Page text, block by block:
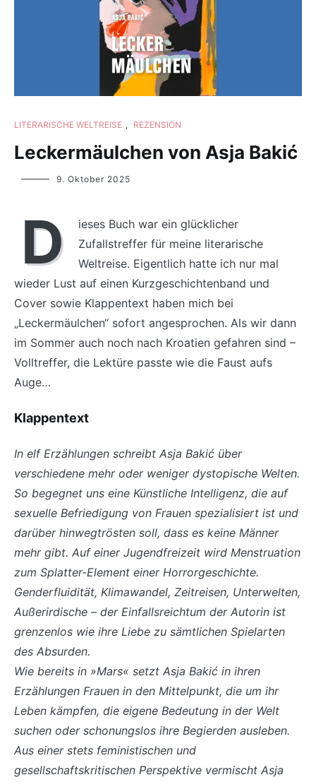
LITERARISCHE WELTREISE , REZENSION
Leckermäulchen von Asja Bakić
Yvonne
9. Oktober 2025
D
ieses Buch war ein glücklicher
Zufallstreffer für meine literarische
Weltreise. Eigentlich hatte ich nur mal
wieder Lust auf einen Kurzgeschichtenband und
Cover sowie Klappentext haben mich bei
„Leckermäulchen“ sofort angesprochen. Als wir dann
im Sommer auch noch nach Kroatien gefahren sind –
Volltreffer, die Lektüre passte wie die Faust aufs
Auge…
Klappentext
In elf Erzählungen schreibt Asja Bakić über
verschiedene mehr oder weniger dystopische Welten.
So begegnet uns eine Künstliche Intelligenz, die auf
sexuelle Befriedigung von Frauen spezialisiert ist und
darüber hinwegtrösten soll, dass es keine Männer
mehr gibt. Auf einer Jugendfreizeit wird Menstruation
zum Splatter-Element einer Horrorgeschichte.
Genderfluidität, Klimawandel, Zeitreisen, Unterwelten,
Außerirdische – der Einfallsreichtum der Autorin ist
grenzenlos wie ihre Liebe zu sämtlichen Spielarten
des Absurden.
Wie bereits in »Mars« setzt Asja Bakić in ihren
Erzählungen Frauen in den Mittelpunkt, die um ihr
Leben kämpfen, die eigene Bedeutung in der Welt
suchen oder schonungslos ihre Begierden ausleben.
Aus einer stets feministischen und
gesellschaftskritischen Perspektive vermischt Asja